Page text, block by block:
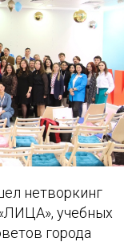
нетворкинг
учебных
города